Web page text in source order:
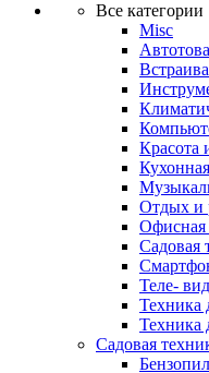
Все категории
Misc
Красота
Отдых и
Офисная
Садовая
Теле-
Техника
Техника
Садовая